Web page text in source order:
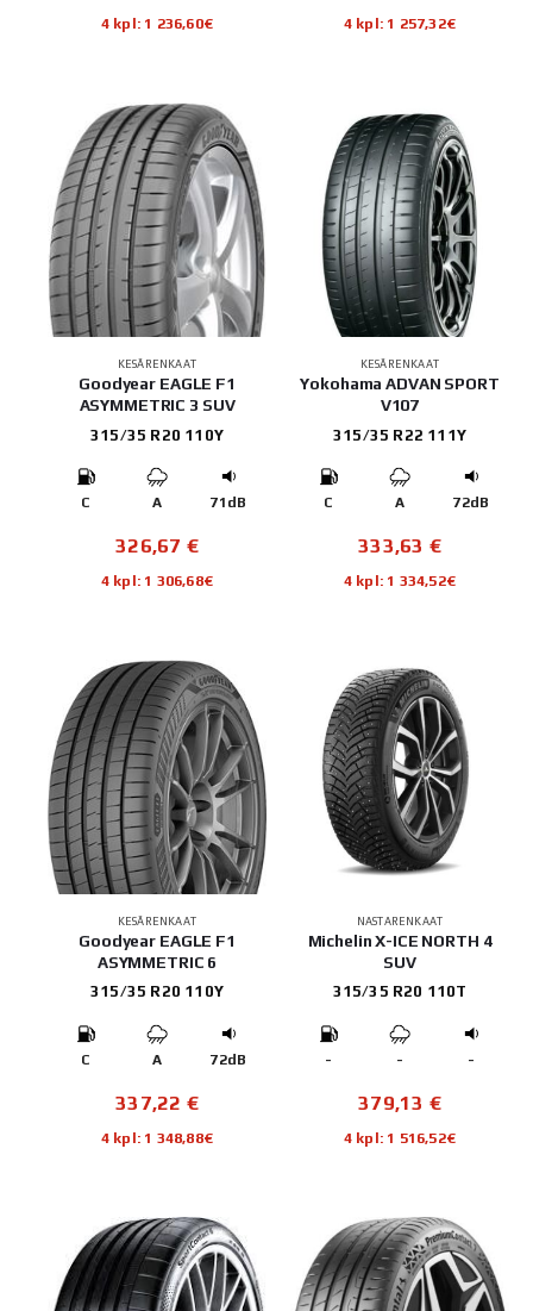
4 kpl: 1 236,60€ 4 kpl: 1 257,32€
KESÄRENKAAT
Goodyear EAGLE F1
ASYMMETRIC 3 SUV
315/35 R20 110Y
C A 71dB
326,67 €
4 kpl: 1 306,68€
KESÄRENKAAT
Yokohama ADVAN SPORT
V107
315/35 R22 111Y
C A 72dB
333,63 €
4 kpl: 1 334,52€
KESÄRENKAAT
Goodyear EAGLE F1
ASYMMETRIC 6
315/35 R20 110Y
C A 72dB
337,22 €
4 kpl: 1 348,88€
NASTARENKAAT
Michelin X-ICE NORTH 4
SUV
315/35 R20 110T
- - -
379,13 €
4 kpl: 1 516,52€